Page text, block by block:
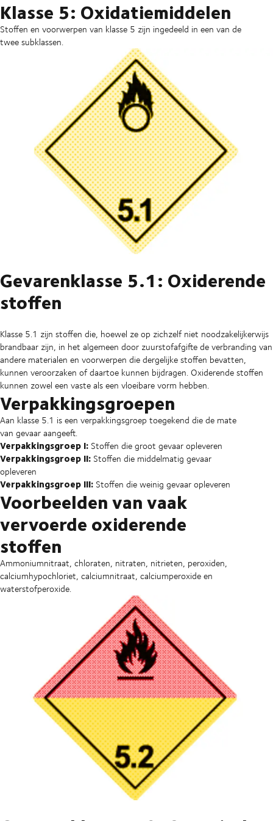
Klasse 5: Oxidatiemiddelen
Stoffen en voorwerpen van klasse 5 zijn ingedeeld in een van de
twee subklassen.
Gevarenklasse 5.1: Oxiderende
stoffen
Klasse 5.1 zijn stoffen die, hoewel ze op zichzelf niet noodzakelijkerwijs
brandbaar zijn, in het algemeen door zuurstofafgifte de verbranding van
andere materialen en voorwerpen die dergelijke stoffen bevatten,
kunnen veroorzaken of daartoe kunnen bijdragen. Oxiderende stoffen
kunnen zowel een vaste als een vloeibare vorm hebben.
Verpakkingsgroepen
Aan klasse 5.1 is een verpakkingsgroep toegekend die de mate
van gevaar aangeeft.
Verpakkingsgroep I: Stoffen die groot gevaar opleveren
Verpakkingsgroep II: Stoffen die middelmatig gevaar
opleveren
Verpakkingsgroep III: Stoffen die weinig gevaar opleveren
Voorbeelden van vaak
vervoerde oxiderende
stoffen
Ammoniumnitraat, chloraten, nitraten, nitrieten, peroxiden,
calciumhypochloriet, calciumnitraat, calciumperoxide en
waterstofperoxide.